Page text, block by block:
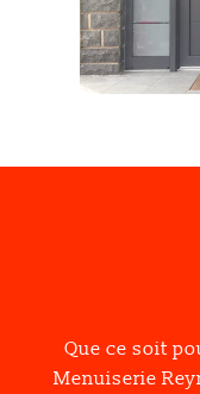
Que ce soit
Menuiserie